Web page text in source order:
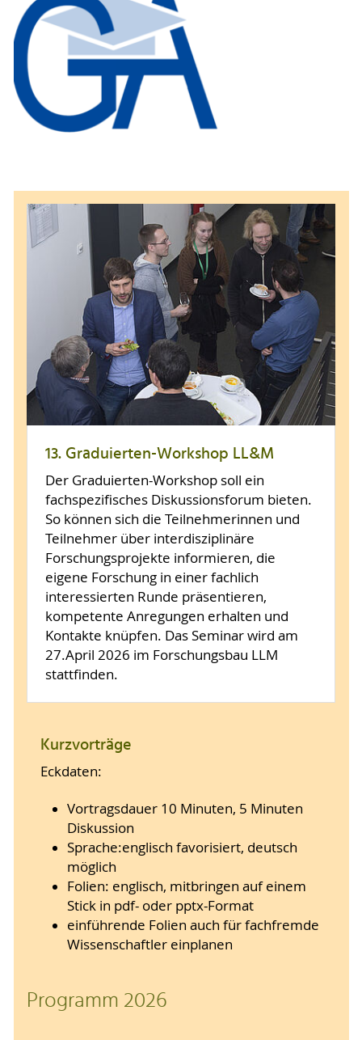
13. Graduierten-Workshop LL&M
Der Graduierten-Workshop soll ein
fachspezifisches Diskussionsforum bieten.
So können sich die Teilnehmerinnen und
Teilnehmer über interdisziplinäre
Forschungsprojekte informieren, die
eigene Forschung in einer fachlich
interessierten Runde präsentieren,
kompetente Anregungen erhalten und
Kontakte knüpfen. Das Seminar wird am
27.April 2026 im Forschungsbau LLM
stattfinden.
Kurzvorträge
Eckdaten:
Vortragsdauer 10 Minuten, 5 Minuten
Diskussion
Sprache:englisch favorisiert, deutsch
möglich
Folien: englisch, mitbringen auf einem
Stick in pdf- oder pptx-Format
einführende Folien auch für fachfremde
Wissenschaftler einplanen
Programm 2026